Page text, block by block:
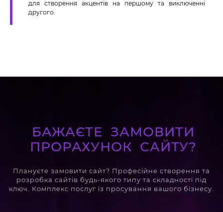
для створення акцентів на першому та виключенні
другого.
БАЖАЄТЕ ЗАМОВИТИ
ПРОРАХУНОК САЙТУ?
Плануєте замовити сайт? Професійне створення та
розробка сайтів будь-якого типу та складності під
ключ. Комплекс послуг із просування вашого бізнесу.